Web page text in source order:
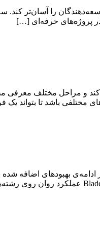
و مراحل مختلف
مختلفی باشد تا بتواند